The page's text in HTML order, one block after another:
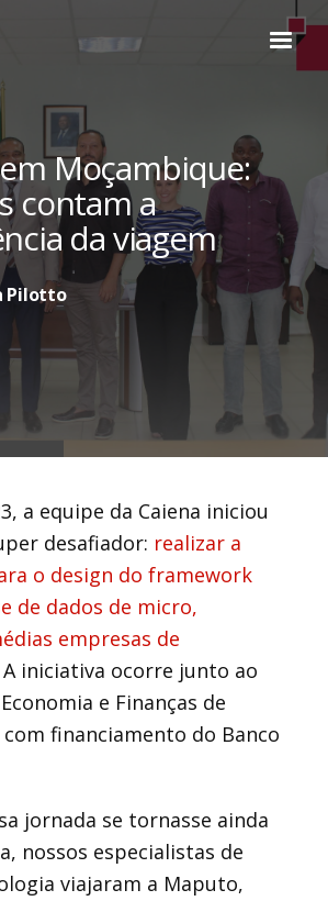
Moçambique:
contam a
da viagem
Pilotto
a equipe da Caiena iniciou
desafiador: realizar a
o design do framework
de dados de micro,
empresas de
A iniciativa ocorre junto ao
e Finanças de
financiamento do Banco
jornada se tornasse ainda
nossos especialistas de
viajaram a Maputo,